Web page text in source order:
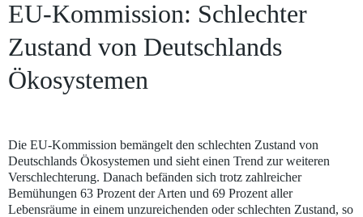
EU-Kommission: Schlechter
Zustand von Deutschlands
Ökosystemen
Viele Gewässer in Deutschland sind in einem schlechten Zustand,
bemängelt die EU.
Die EU-Kommission bemängelt den schlechten Zustand von
Deutschlands Ökosystemen und sieht einen Trend zur weiteren
Verschlechterung. Danach befänden sich trotz zahlreicher
Bemühungen 63 Prozent der Arten und 69 Prozent aller
Lebensräume in einem unzureichenden oder schlechten Zustand, so